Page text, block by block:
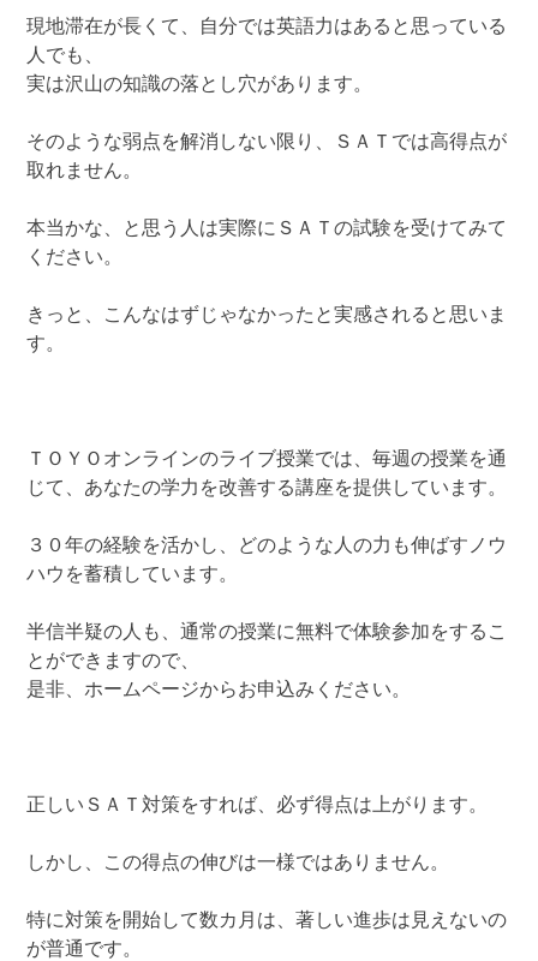
現地滞在が長くて、自分では英語力はあると思っている
人でも、
実は沢山の知識の落とし穴があります。
そのような弱点を解消しない限り、ＳＡＴでは高得点が
取れません。
本当かな、と思う人は実際にＳＡＴの試験を受けてみて
ください。
きっと、こんなはずじゃなかったと実感されると思いま
す。
ＴＯＹＯオンラインのライブ授業では、毎週の授業を通
じて、あなたの学力を改善する講座を提供しています。
３０年の経験を活かし、どのような人の力も伸ばすノウ
ハウを蓄積しています。
半信半疑の人も、通常の授業に無料で体験参加をするこ
とができますので、
是非、ホームページからお申込みください。
正しいＳＡＴ対策をすれば、必ず得点は上がります。
しかし、この得点の伸びは一様ではありません。
特に対策を開始して数カ月は、著しい進歩は見えないの
が普通です。